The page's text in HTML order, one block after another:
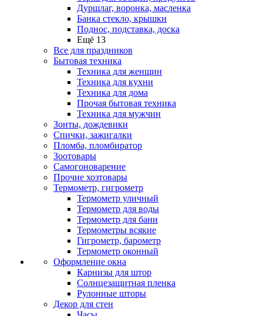
Дуршлаг, воронка, масленка
Банка стекло, крышки
Поднос, подставка, доска
Ещё 13
Все для праздников
Бытовая техника
Техника для женщин
Техника для кухни
Техника для дома
Прочая бытовая техника
Техника для мужчин
Зонты, дождевики
Спички, зажигалки
Пломба, пломбиратор
Зоотовары
Самогоноварение
Прочие хозтовары
Термометр, гигрометр
Термометр уличный
Термометр для воды
Термометр для бани
Термометры всякие
Гигрометр, барометр
Термометр оконный
Оформление окна
Карнизы для штор
Солнцезащитная пленка
Рулонные шторы
Декор для стен